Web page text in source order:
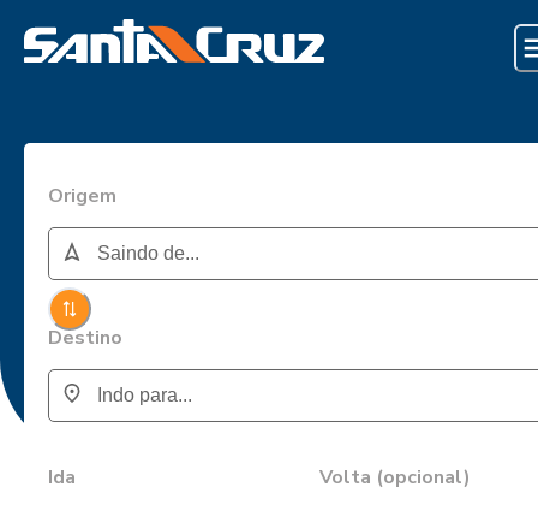
Origem
Destino
Ida Volta (opcional)